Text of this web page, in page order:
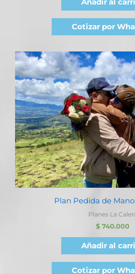
Añadir al
Cotizar por
Plan Pedida de
Planes La
$740.000
Añadir al
Cotizar por